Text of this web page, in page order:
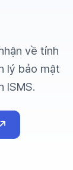
về tính
lý bảo mật
ISMS.